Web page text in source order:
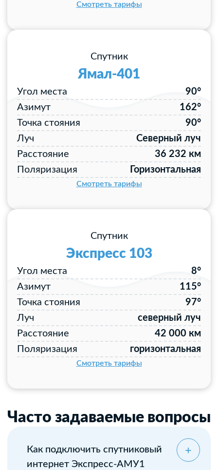
Смотреть тарифы
Спутник
Ямал-401
Угол места
90°
Азимут
162°
Точка стояния
90°
Луч
Северный луч
Расстояние
36 232 км
Поляризация
Горизонтальная
Смотреть тарифы
Спутник
Экспресс 103
Угол места
8°
Азимут
115°
Точка стояния
97°
Луч
северный луч
Расстояние
42 000 км
Поляризация
горизонтальная
Смотреть тарифы
Часто задаваемые вопросы
Как подключить спутниковый
интернет Экспресс-АМУ1